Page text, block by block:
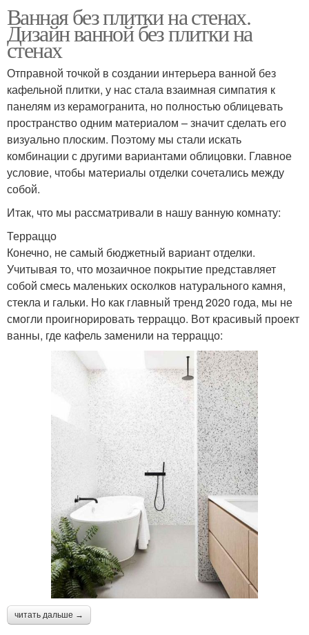
Ванная без плитки на стенах.
Дизайн ванной без плитки на
стенах
Отправной точкой в создании интерьера ванной без
кафельной плитки, у нас стала взаимная симпатия к
панелям из керамогранита, но полностью облицевать
пространство одним материалом – значит сделать его
визуально плоским. Поэтому мы стали искать
комбинации с другими вариантами облицовки. Главное
условие, чтобы материалы отделки сочетались между
собой.
Итак, что мы рассматривали в нашу ванную комнату:
Терраццо
Конечно, не самый бюджетный вариант отделки.
Учитывая то, что мозаичное покрытие представляет
собой смесь маленьких осколков натурального камня,
стекла и гальки. Но как главный тренд 2020 года, мы не
смогли проигнорировать терраццо. Вот красивый проект
ванны, где кафель заменили на терраццо:
читать дальше →